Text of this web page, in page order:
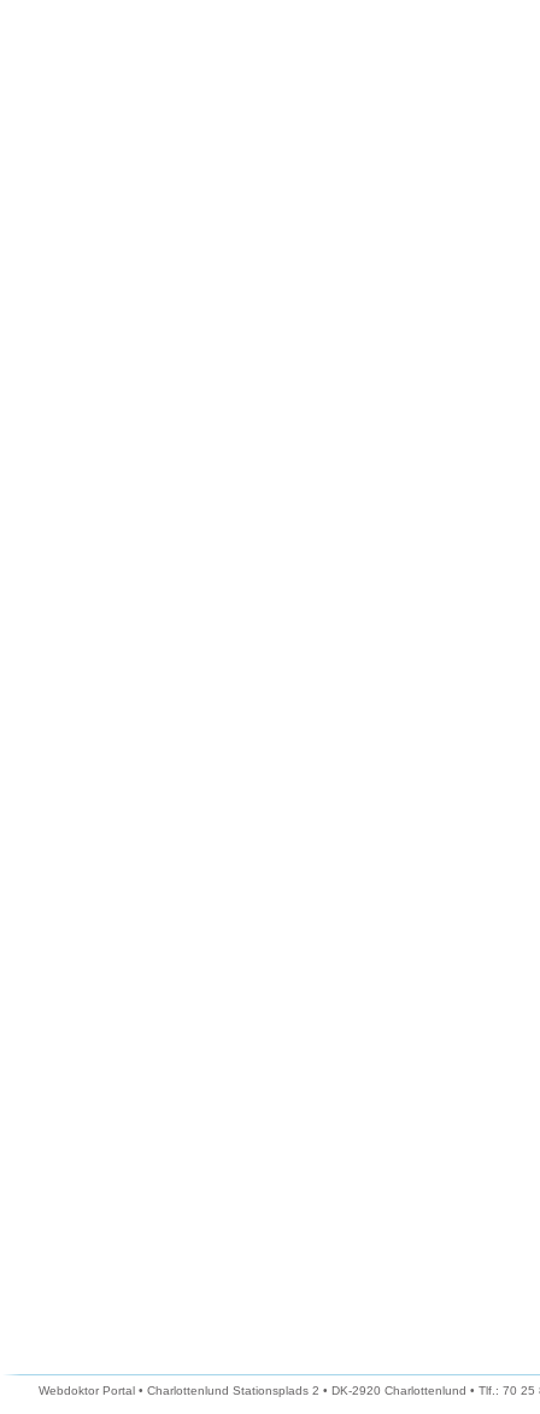
Webdoktor Portal • Charlottenlund Stationsplads 2 • DK-2920 Charlottenlund • Tlf.: 70